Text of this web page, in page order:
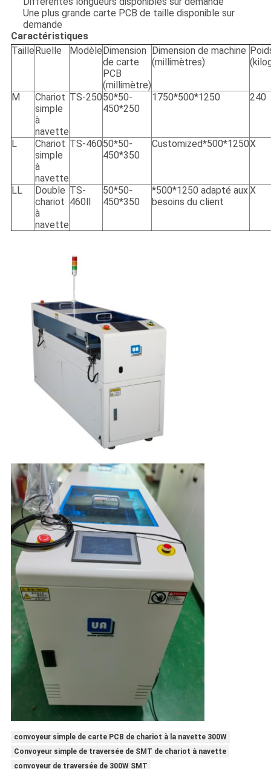
Une plus grande carte PCB de taille disponible sur
demande
Caractéristiques
Taille Ruelle Modèle Dimension
de carte
PCB
(millimètre)
Dimension de machine
(millimètres)
M
Chariot
simple
à
navette
TS-25050*50-
450*250
1750*500*1250 240
L
Chariot
simple
à
navette
TS-46050*50-
450*350
Customized*500*1250X
LL
Double
chariot
à
navette
TS-
460Ⅱ
50*50-
450*350
*500*1250 adapté aux
besoins du client
X
convoyeur simple de carte PCB de chariot à la navette 300W
Convoyeur simple de traversée de SMT de chariot à navette
convoyeur de traversée de 300W SMT